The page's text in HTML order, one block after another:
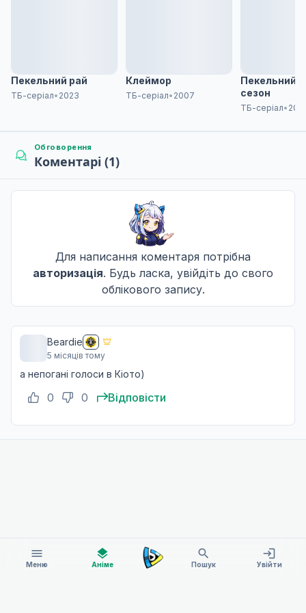
menu
Меню
layers
Аніме
search
Пошук
login
Увійти
Ідеали та реальність
09 вер. 2021
Обіцянки та прощання
16 вер. 2021
Пекельний рай
ТБ-серіал• 2023
Клеймор
ТБ-серіал• 2007
Пекельний
сезон
ТБ-серіал•
Обговорення
Коментарі (1)
Для написання коментаря потрібна
авторизація. Будь ласка, увійдіть до свого
облікового запису.
Beardie
5 місяців тому
а непогані голоси в Кіото)
0 0 Відповісти